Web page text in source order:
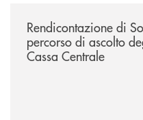
Rendicontazione di
percorso di ascolto
Cassa Centrale